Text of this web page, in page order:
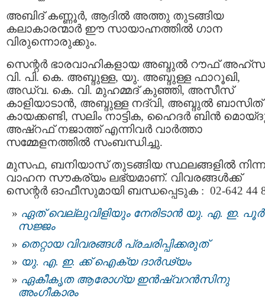
അബിദ് കണ്ണൂർ, ആദിൽ അത്തു തുടങ്ങിയ
കലാകാരന്മാർ ഈ സായാഹ്നത്തിൽ ഗാന
വിരുന്നൊരുക്കും.
സെന്റർ ഭാരവാഹികളായ അബ്ദുൽ റൗഫ്
വി. പി. കെ. അബ്ദുള്ള, യു. അബ്ദുള്ള ഫാറൂഖി,
അഡ്വ. കെ. വി. മുഹമ്മദ് കുഞ്ഞി, അസീസ്
കാളിയാടാൻ, അബ്ദുള്ള നദ്‌വി, അബ്ദുൽ ബാസിത്
കായക്കണ്ടി, സലിം നാട്ടിക, ഹൈദർ ബിൻ
അഷ്‌റഫ് നജാത്ത് എന്നിവർ വാർത്താ
സമ്മേളനത്തിൽ സംബന്ധിച്ചു.
മുസഫ, ബനിയാസ് തുടങ്ങിയ സ്ഥലങ്ങളിൽ
വാഹന സൗകര്യം ലഭ്യമാണ്. വിവരങ്ങൾക്ക്
സെന്റർ ഓഫീസുമായി ബന്ധപ്പെടുക : 02-642 44
ഏത് വെല്ലുവിളിയും നേരിടാന്‍ യു. എ. ഇ.
സജ്ജം
തെറ്റായ വിവരങ്ങൾ പ്രചരിപ്പിക്കരുത്
യു. എ. ഇ. ക്ക് ഐക്യ ദാര്‍ഢ്യം
ഏകീകൃത ആരോഗ്യ ഇൻഷ്വറൻസിനു
അംഗീകാരം